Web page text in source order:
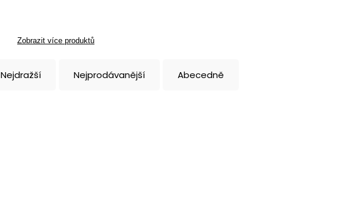
Zobrazit více produktů
Nejdražší Nejprodávanější Abecedně